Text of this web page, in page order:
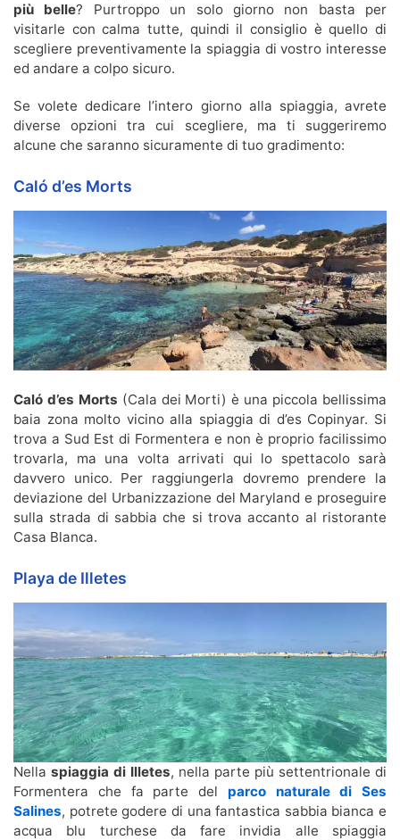
più belle? Purtroppo un solo giorno non basta per
visitarle con calma tutte, quindi il consiglio è quello di
scegliere preventivamente la spiaggia di vostro interesse
ed andare a colpo sicuro.
Se volete dedicare l’intero giorno alla spiaggia, avrete
diverse opzioni tra cui scegliere, ma ti suggeriremo
alcune che saranno sicuramente di tuo gradimento:
Caló d’es Morts
Caló d’es Morts (Cala dei Morti) è una piccola bellissima
baia zona molto vicino alla spiaggia di d’es Copinyar. Si
trova a Sud Est di Formentera e non è proprio facilissimo
trovarla, ma una volta arrivati qui lo spettacolo sarà
davvero unico. Per raggiungerla dovremo prendere la
deviazione del Urbanizzazione del Maryland e proseguire
sulla strada di sabbia che si trova accanto al ristorante
Casa Blanca.
Playa de Illetes
Nella spiaggia di Illetes, nella parte più settentrionale di
Formentera che fa parte del parco naturale di Ses
Salines, potrete godere di una fantastica sabbia bianca e
acqua blu turchese da fare invidia alle spiaggia